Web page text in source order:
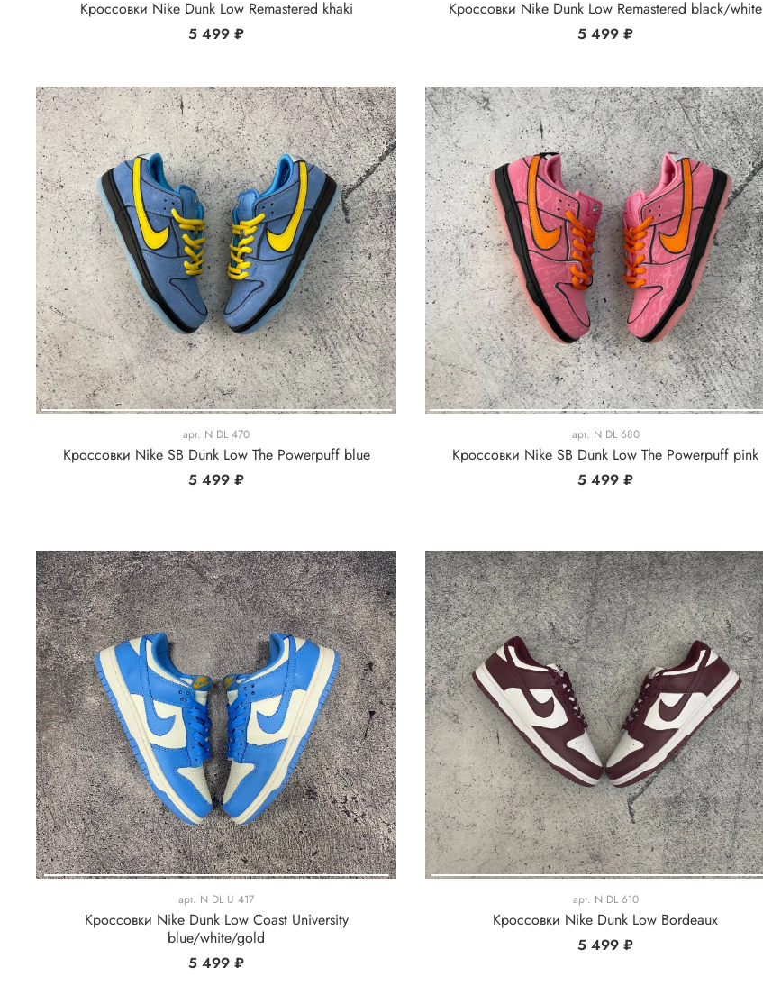
Кроссовки Nike Dunk Low Remastered khaki
5 499 ₽
Кроссовки Nike Dunk Low Remastered black/white
5 499 ₽
арт. N DL 470
Кроссовки Nike SB Dunk Low The Powerpuff blue
5 499 ₽
арт. N DL 680
Кроссовки Nike SB Dunk Low The Powerpuff pink
5 499 ₽
арт. N DL U 417
Кроссовки Nike Dunk Low Coast University
blue/white/gold
5 499 ₽
арт. N DL 610
Кроссовки Nike Dunk Low Bordeaux
5 499 ₽